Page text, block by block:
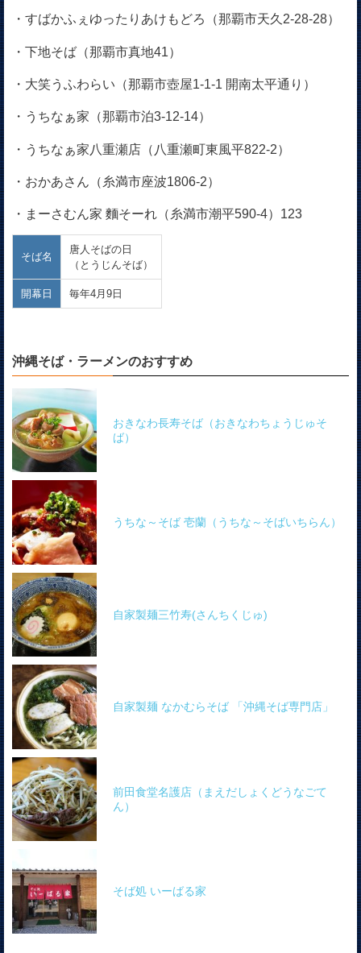
・すばかふぇゆったりあけもどろ（那覇市天久2-28-28）
・下地そば（那覇市真地41）
・大笑うふわらい（那覇市壺屋1-1-1 開南太平通り）
・うちなぁ家（那覇市泊3-12-14）
・うちなぁ家八重瀬店（八重瀬町東風平822-2）
・おかあさん（糸満市座波1806-2）
・まーさむん家 麵そーれ（糸満市潮平590-4）123
そば名
唐人そばの日
（とうじんそば）
開幕日 毎年4月9日
沖縄そば・ラーメンのおすすめ
おきなわ長寿そば（おきなわちょうじゅそ
ば）
うちな～そば 壱蘭（うちな～そばいちらん）
自家製麺三竹寿(さんちくじゅ)
自家製麺 なかむらそば 「沖縄そば専門店」
前田食堂名護店（まえだしょくどうなごて
ん）
そば処 いーばる家